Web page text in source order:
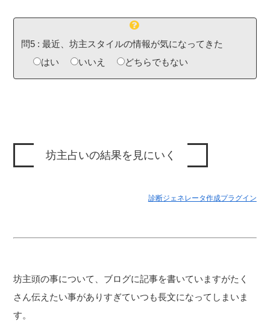
問5 :最近、坊主スタイルの情報が気になってきた
はい
いいえ どちらでもない
診断ジェネレータ作成プラグイン
坊主頭の事について、ブログに記事を書いていますがたく
さん伝えたい事がありすぎていつも長文になってしまいま
す。